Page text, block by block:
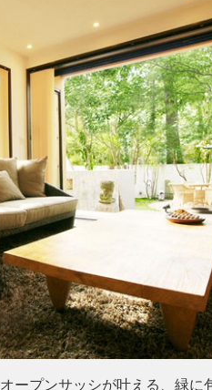
ープンサッシが叶える、緑に